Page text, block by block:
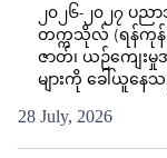
၂၀၂၆-၂၀၂၇ ပည
တက္ကသိုလ် (ရန်ကုန်)
ဇာတ်၊ ယဉ်ကျေး
များကို ခေါ်ယူနေ
28 July, 2026